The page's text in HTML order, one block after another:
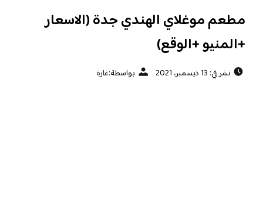
مطعم موغلاي الهندي جدة (الاسعار
+المنيو +الوقع)
نشر في: 13 ديسمبر، 2021 بواسطة:غارة